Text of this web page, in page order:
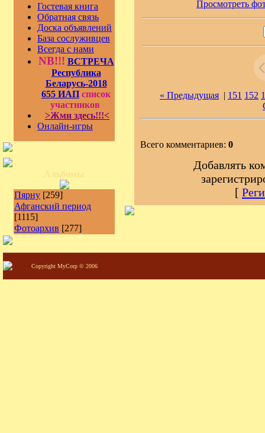
Гостевая книга
Обратная связь
Доска объявлений
База сослуживцев
Всегда с нами
NB!!! ВСТРЕЧА
Республика
Беларусь-2018
655 ИАП список
участников
>Жми здесь!!!<
Онлайн-игры
Пярну [259]
Афганский период
[1115]
Фотоархив [277]
Просмотреть
« Предыдущая | 151 152
Всего комментариев: 0
Добавлять
[
Copyright MyCorp © 2006